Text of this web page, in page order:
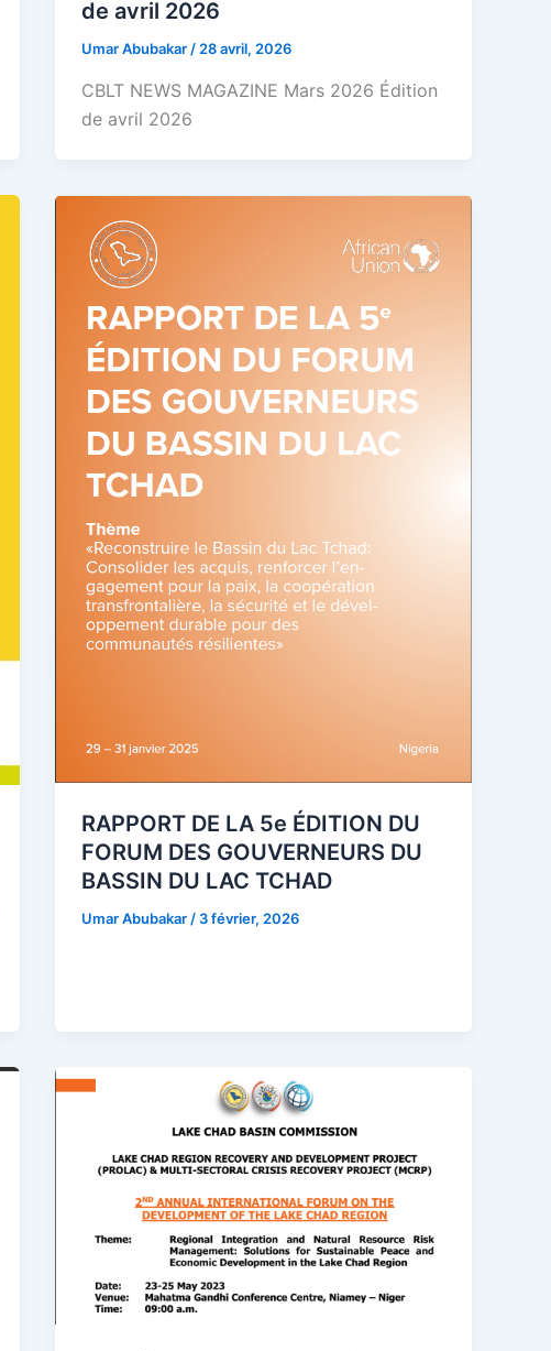
de avril 2026
Umar Abubakar/28 avril, 2026
CBLT NEWS MAGAZINE Mars 2026 Édition
de avril 2026
RAPPORT DE LA 5e ÉDITION DU
FORUM DES GOUVERNEURS DU
BASSIN DU LAC TCHAD
Umar Abubakar/ 3 février, 2026